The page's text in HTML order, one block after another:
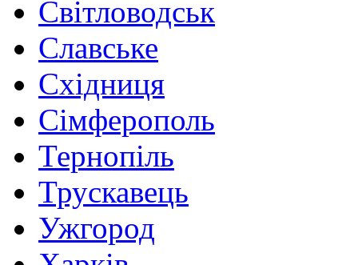
Світловодськ
Славське
Східниця
Сімферополь
Тернопіль
Трускавець
Ужгород